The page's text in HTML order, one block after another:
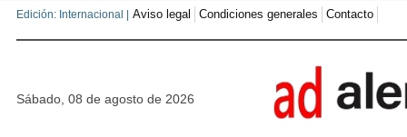
Edición: Internacional | Aviso legal Condiciones generales Contacto
sábado, 08 de agosto de 2026